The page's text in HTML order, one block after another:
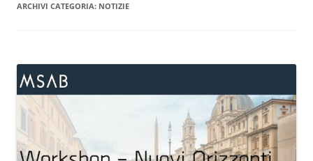
ARCHIVI CATEGORIA: NOTIZIE